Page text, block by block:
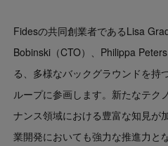
Fidesの共同創業者であるLisa
Bobinski（CTO）、Philippa
る、多様なバックグラウンドを持
ループに参画します。新たなテク
ナンス領域における豊富な知見が
業開発においても強力な推進力と